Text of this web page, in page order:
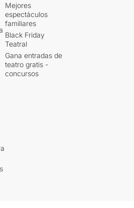
Mejores
espectáculos
familiares
Black Friday
Teatral
Gana entradas de
teatro gratis -
concursos